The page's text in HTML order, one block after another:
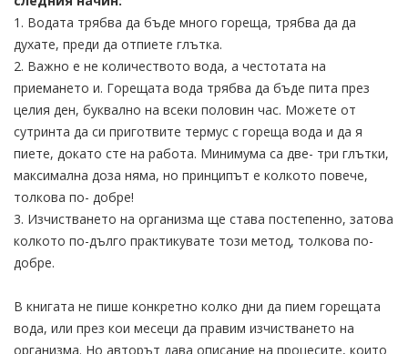
1. Водата трябва да бъде много гореща, трябва да да
духате, преди да отпиете глътка.
2. Важно е не количеството вода, а честотата на
приемането и. Горещата вода трябва да бъде пита през
целия ден, буквално на всеки половин час. Можете от
сутринта да си приготвите термус с гореща вода и да я
пиете, докато сте на работа. Минимума са две- три глътки,
максимална доза няма, но принципът е колкото повече,
толкова по- добре!
3. Изчистването на организма ще става постепенно, затова
колкото по-дълго практикувате този метод, толкова по-
добре.
В книгата не пише конкретно колко дни да пием горещата
вода, или през кои месеци да правим изчистването на
организма. Но авторът дава описание на процесите, които